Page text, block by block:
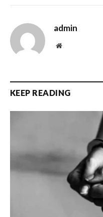
admin
Website
KEEP READING